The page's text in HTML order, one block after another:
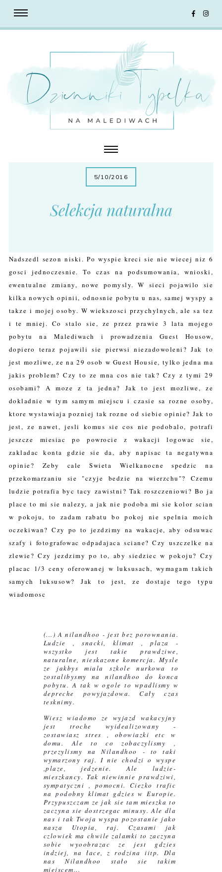
5/10/2016
Selekcja naturalna
Nadszedl sezon niski. Po wyspie kreci sie nie wiecej niz 6
gosci jednoczesnie. To czas na podsumowania, wnioski,
ewentualne zmiany, nowe pomysly. W sieci pojawilo sie
kilka nowych opinii, odnosnie pobytu u nas, samej wyspy a
takze i mojej osoby. W wiekszosci przychylnych, ale sa tez
i te mniej. Co stalo sie, ze przez prawie 3 lata mojego
pobytu na Malediwach i prowadzenia Guest Housow,
dopiero teraz pojawili sie pierwsi niezadowoleni? Jak to
jest mozliwe, ze na 29 osob w Guest Housie, tylko jedna ma
jakis problem? Czy to ze mna cos nie tak? Czy z tymi 29
osobami? A moze z ta jedna? Jak to jest mozliwe, ze
dokladnie w tym samym miejscu i czasie sa rozne osoby,
ktore wystawiaja pozniej tak rozne od siebie opinie? Jak to
jest, ze nawet, jesli komus sie cos nie podobalo, potrafi
jeszcze miesiac po powrocie z wakacji logowac sie,
zakladac konta gdzie sie da, aby napisac ta negatywna
opinie? Zeby cale Swieta Wielkanocne spedzic na
przekomarzaniu sie "czyje bedzie na wierzchu"? Czemu
ludzie potrafia byc tacy zawistni? Tak roszczeniowi? Bo ja
place to mi sie nalezy, a jak nie podoba mi sie kolor scian
w pokoju, to zadam rabatu bo pokoj nie spelnia moich
oczekiwan? Czy po to jezdzimy na wakacje, aby odsuwac
szafy i fotografowac odpadajaca sciane? Czy uszczelke na
zlewie? Czy jezdzimy po to, aby siedziec w pokoju? Czy
placac 1/3 ceny oferowanej w luksusach, wymagam takich
samych luksusow? Jak to jest, ze dostaje tego typu
wiadomosc
Ludzie , snacki, klimat , plaza -
wszystko jest takie prawdziwe,
naturalne, nieskazone komercja. Mysle
ze jakbys miala szkole nurkowa to
zostalibysmy na nilandhoo do konca
pobytu. A tak w ogole to wpadlismy w
depreche powyjazdowa. Cały czas
tesknimy.
Wiesz wiadomo ze wyjazd wakacyjny
jest troche wyidealizowany -
zostawiasz stres , obowiazki etc w
domu. Ale to co zobaczylismy ,
przezylismy na Nilandhoo - to taki
wymarzony raj. I nie chodzi o wyspe
,plaze, jedzenie. Ale ludzie-
mieszkancy. Tak niewinnie prawdziwi,
sympatyczni , pomocni. Ciezko trafic
na podobny klimat gdzies w Europie.
Przypuszczam ze jak sie tam mieszka to
zaczyna sie dostrzegac minusy. Ale dla
nas i tak Twoja wyspa pozostanie jako
nasza Utopia, raj. Czasami jak
czlowiek ma chwile zalamki to zaczyna
sobie wyoobrazac ze jest gdzies
indziej, na łace, z rodzina iitp. Dla
nas Nilandhoo stało sie takim
miejscem...